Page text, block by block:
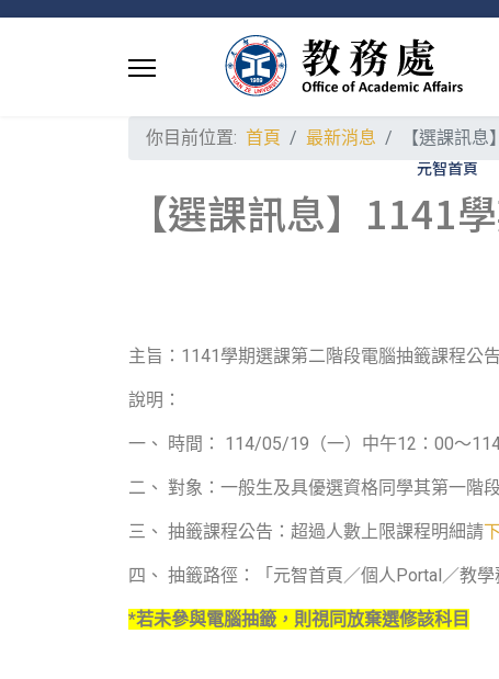
元智首頁
你目前位置: 首頁 最新消息 【選課訊
【選課訊息】1141
主旨：1141學期選課第二階段電腦抽籤課程公告
說明：
一、 時間： 114/05/19（一）中午12：00～
二、 對象：一般生及具優選資格同學其第一階
三、 抽籤課程公告：超過人數上限課程明細請
四、 抽籤路徑：「元智首頁／個人Portal／教
*若未參與電腦抽籤，則視同放棄選修該科目